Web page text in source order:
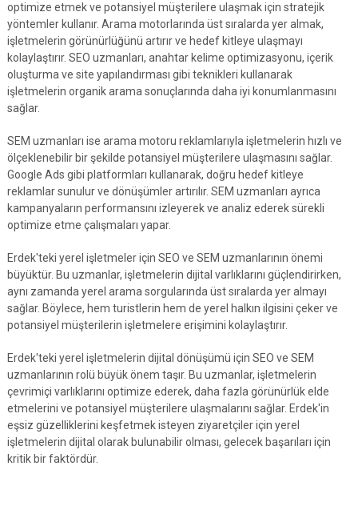
optimize etmek ve potansiyel müşterilere ulaşmak için stratejik
yöntemler kullanır. Arama motorlarında üst sıralarda yer almak,
işletmelerin görünürlüğünü artırır ve hedef kitleye ulaşmayı
kolaylaştırır. SEO uzmanları, anahtar kelime optimizasyonu, içerik
oluşturma ve site yapılandırması gibi teknikleri kullanarak
işletmelerin organik arama sonuçlarında daha iyi konumlanmasını
sağlar.
SEM uzmanları ise arama motoru reklamlarıyla işletmelerin hızlı ve
ölçeklenebilir bir şekilde potansiyel müşterilere ulaşmasını sağlar.
Google Ads gibi platformları kullanarak, doğru hedef kitleye
reklamlar sunulur ve dönüşümler artırılır. SEM uzmanları ayrıca
kampanyaların performansını izleyerek ve analiz ederek sürekli
optimize etme çalışmaları yapar.
Erdek'teki yerel işletmeler için SEO ve SEM uzmanlarının önemi
büyüktür. Bu uzmanlar, işletmelerin dijital varlıklarını güçlendirirken,
aynı zamanda yerel arama sorgularında üst sıralarda yer almayı
sağlar. Böylece, hem turistlerin hem de yerel halkın ilgisini çeker ve
potansiyel müşterilerin işletmelere erişimini kolaylaştırır.
Erdek'teki yerel işletmelerin dijital dönüşümü için SEO ve SEM
uzmanlarının rolü büyük önem taşır. Bu uzmanlar, işletmelerin
çevrimiçi varlıklarını optimize ederek, daha fazla görünürlük elde
etmelerini ve potansiyel müşterilere ulaşmalarını sağlar. Erdek'in
eşsiz güzelliklerini keşfetmek isteyen ziyaretçiler için yerel
işletmelerin dijital olarak bulunabilir olması, gelecek başarıları için
kritik bir faktördür.